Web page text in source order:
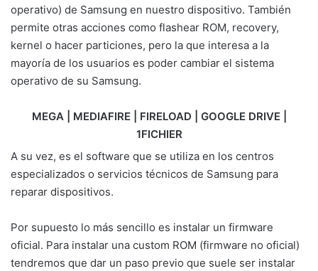
operativo) de Samsung en nuestro dispositivo. También
permite otras acciones como flashear ROM, recovery,
kernel o hacer particiones, pero la que interesa a la
mayoría de los usuarios es poder cambiar el sistema
operativo de su Samsung.
MEGA | MEDIAFIRE | FIRELOAD | GOOGLE DRIVE |
1FICHIER
A su vez, es el software que se utiliza en los centros
especializados o servicios técnicos de Samsung para
reparar dispositivos.
Por supuesto lo más sencillo es instalar un firmware
oficial. Para instalar una custom ROM (firmware no oficial)
tendremos que dar un paso previo que suele ser instalar